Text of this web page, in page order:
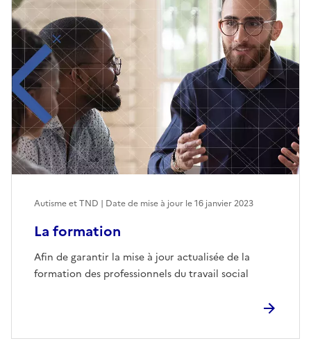
La formation
Afin de garantir la mise à jour actualisée de la
formation des professionnels du travail social
Autisme et TND | Date de mise à jour le16 janvier 2023